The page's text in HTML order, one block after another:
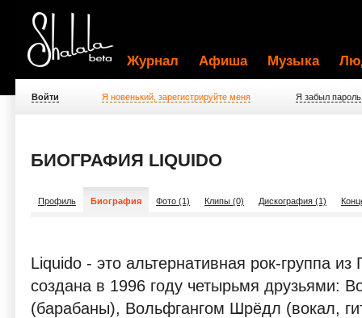
Журнал Афиша Музыка
Войти Я новенький, зарегистрируйте меня Я забыл пароль
БИОГРАФИЯ LIQUIDO
Профиль Биография Фото (1) Клипы (0) Дискография (1)
Liquido - это альтернативная рок-группа
создана в 1996 году четырьмя друзьями:
(барабаны), Вольфгангом Шрёдл (вокал,